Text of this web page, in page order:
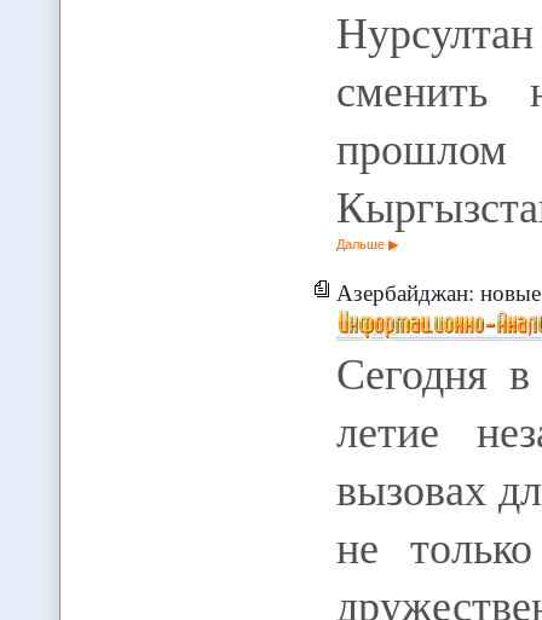
сменить
прошлом
Дальше
Азербайджан:
Сегодня
летие
вызовах
не